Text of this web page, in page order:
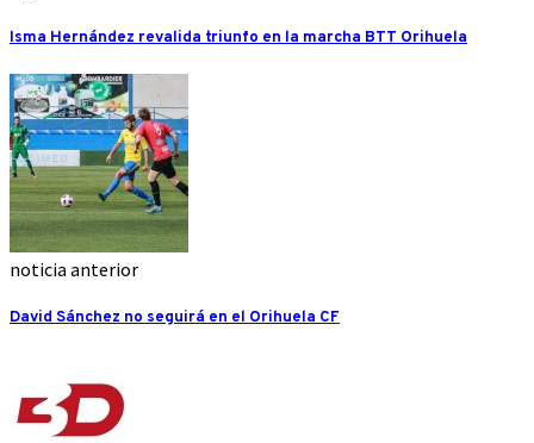
Isma Hernández revalida triunfo en la marcha BTT Orihuela
noticia anterior
David Sánchez no seguirá en el Orihuela CF